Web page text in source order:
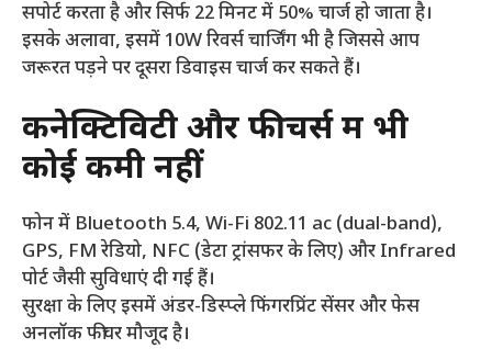
सपोर्ट करता है और सिर्फ 22 मिनट में 50% चार्ज हो जाता है।
इसके अलावा, इसमें 10W रिवर्स चार्जिंग भी है जिससे आप
जरूरत पड़ने पर दूसरा डिवाइस चार्ज कर सकते हैं।
कनेक्टिविटी और फीचर्स में भी
कोई कमी नहीं
फोन में Bluetooth 5.4, Wi-Fi 802.11 ac (dual-band),
GPS, FM रेडियो, NFC (डेटा ट्रांसफर के लिए) और Infrared
पोर्ट जैसी सुविधाएं दी गई हैं।
सुरक्षा के लिए इसमें अंडर-डिस्प्ले फिंगरप्रिंट सेंसर और फेस
अनलॉक फीचर मौजूद है।